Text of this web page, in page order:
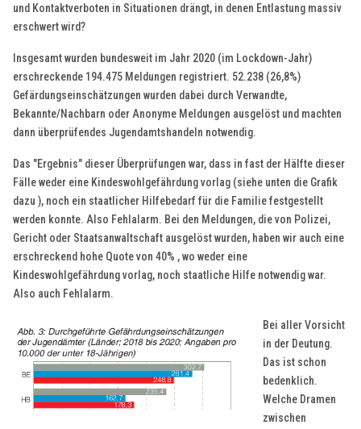
und Kontaktverboten in Situationen drängt, in denen Entlastung massiv
erschwert wird?
Insgesamt wurden bundesweit im Jahr 2020 (im Lockdown-Jahr)
erschreckende 194.475 Meldungen registriert. 52.238 (26,8%)
Gefärdungseinschätzungen wurden dabei durch Verwandte,
Bekannte/Nachbarn oder Anonyme Meldungen ausgelöst und machten
dann überprüfendes Jugendamtshandeln notwendig.
Das "Ergebnis" dieser Überprüfungen war, dass in fast der Hälfte dieser
Fälle weder eine Kindeswohlgefährdung vorlag (siehe unten die Grafik
dazu ), noch ein staatlicher Hilfebedarf für die Familie festgestellt
werden konnte. Also Fehlalarm. Bei den Meldungen, die von Polizei,
Gericht oder Staatsanwaltschaft ausgelöst wurden, haben wir auch eine
erschreckend hohe Quote von 40% , wo weder eine
Kindeswohlgefährdung vorlag, noch staatliche Hilfe notwendig war.
Also auch Fehlalarm.
Bei aller Vorsicht
in der Deutung.
Das ist schon
bedenklich.
Welche Dramen
zwischen